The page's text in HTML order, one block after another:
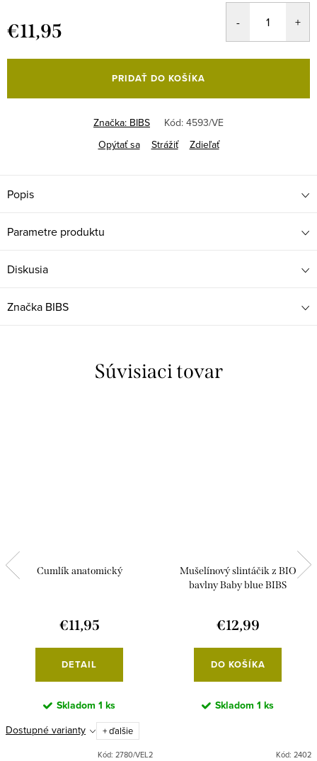
€11,95
cena:
PRIDAŤ DO KOŠÍKA
Značka: BIBS Kód: 4593/VE
Opýtať sa
Strážiť Zdieľať
Popis
Parametre produktu
Diskusia
Značka BIBS
Súvisiaci tovar
Cumlík anatomický
€11,95
DETAIL
Skladom 1 ks
Dostupné varianty + ďalšie
Kód: 2780/VEL2
Mušelínový slintáčik z BIO
bavlny Baby blue BIBS
€12,99
DO KOŠÍKA
Skladom 1 ks
Kód: 2402